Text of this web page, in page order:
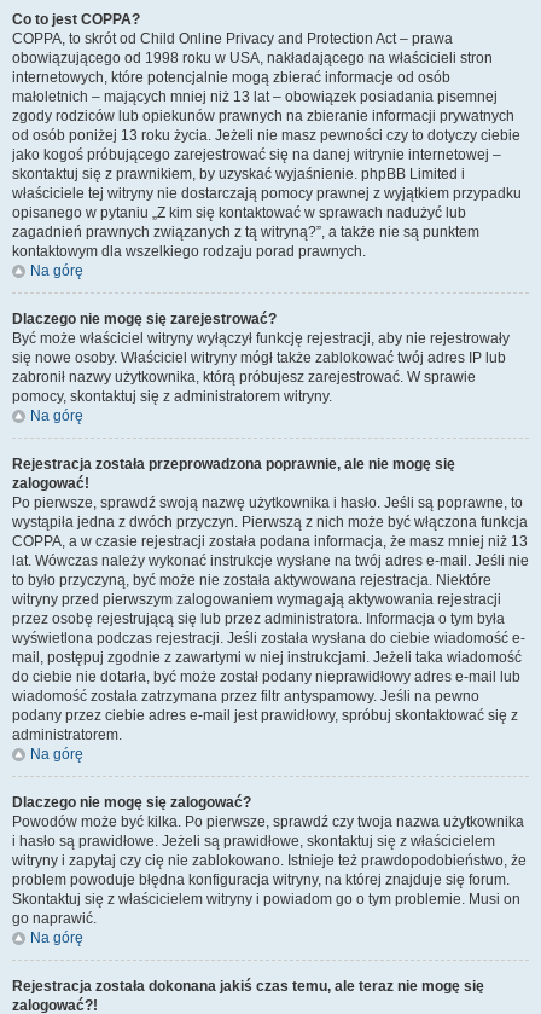
Co to jest COPPA?
COPPA, to skrót od Child Online Privacy and Protection Act – prawa
obowiązującego od 1998 roku w USA, nakładającego na właścicieli stron
internetowych, które potencjalnie mogą zbierać informacje od osób
małoletnich – mających mniej niż 13 lat – obowiązek posiadania pisemnej
zgody rodziców lub opiekunów prawnych na zbieranie informacji prywatnych
od osób poniżej 13 roku życia. Jeżeli nie masz pewności czy to dotyczy ciebie
jako kogoś próbującego zarejestrować się na danej witrynie internetowej –
skontaktuj się z prawnikiem, by uzyskać wyjaśnienie. phpBB Limited i
właściciele tej witryny nie dostarczają pomocy prawnej z wyjątkiem przypadku
opisanego w pytaniu „Z kim się kontaktować w sprawach nadużyć lub
zagadnień prawnych związanych z tą witryną?”, a także nie są punktem
kontaktowym dla wszelkiego rodzaju porad prawnych.
Na górę
Dlaczego nie mogę się zarejestrować?
Być może właściciel witryny wyłączył funkcję rejestracji, aby nie rejestrowały
się nowe osoby. Właściciel witryny mógł także zablokować twój adres IP lub
zabronił nazwy użytkownika, którą próbujesz zarejestrować. W sprawie
pomocy, skontaktuj się z administratorem witryny.
Na górę
Rejestracja została przeprowadzona poprawnie, ale nie mogę się
zalogować!
Po pierwsze, sprawdź swoją nazwę użytkownika i hasło. Jeśli są poprawne, to
wystąpiła jedna z dwóch przyczyn. Pierwszą z nich może być włączona funkcja
COPPA, a w czasie rejestracji została podana informacja, że masz mniej niż 13
lat. Wówczas należy wykonać instrukcje wysłane na twój adres e-mail. Jeśli nie
to było przyczyną, być może nie została aktywowana rejestracja. Niektóre
witryny przed pierwszym zalogowaniem wymagają aktywowania rejestracji
przez osobę rejestrującą się lub przez administratora. Informacja o tym była
wyświetlona podczas rejestracji. Jeśli została wysłana do ciebie wiadomość e-
mail, postępuj zgodnie z zawartymi w niej instrukcjami. Jeżeli taka wiadomość
do ciebie nie dotarła, być może został podany nieprawidłowy adres e-mail lub
wiadomość została zatrzymana przez filtr antyspamowy. Jeśli na pewno
podany przez ciebie adres e-mail jest prawidłowy, spróbuj skontaktować się z
administratorem.
Na górę
Dlaczego nie mogę się zalogować?
Powodów może być kilka. Po pierwsze, sprawdź czy twoja nazwa użytkownika
i hasło są prawidłowe. Jeżeli są prawidłowe, skontaktuj się z właścicielem
witryny i zapytaj czy cię nie zablokowano. Istnieje też prawdopodobieństwo, że
problem powoduje błędna konfiguracja witryny, na której znajduje się forum.
Skontaktuj się z właścicielem witryny i powiadom go o tym problemie. Musi on
go naprawić.
Na górę
Rejestracja została dokonana jakiś czas temu, ale teraz nie mogę się
zalogować?!